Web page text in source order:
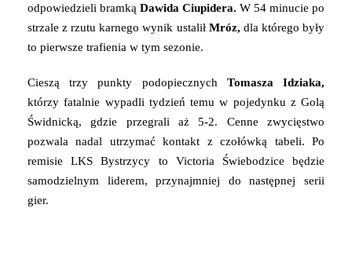
odpowiedzieli bramką Dawida Ciupidera. W 54 minucie po
strzale z rzutu karnego wynik ustalił Mróz, dla którego były
to pierwsze trafienia w tym sezonie.
Cieszą trzy punkty podopiecznych Tomasza Idziaka,
którzy fatalnie wypadli tydzień temu w pojedynku z Golą
Świdnicką, gdzie przegrali aż 5-2. Cenne zwycięstwo
pozwala nadal utrzymać kontakt z czołówką tabeli. Po
remisie LKS Bystrzycy to Victoria Świebodzice będzie
samodzielnym liderem, przynajmniej do następnej serii
gier.